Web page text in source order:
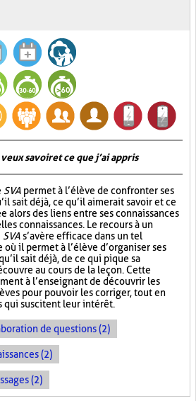
savoir et ce que j’ai appris
SVA permet à l’élève de confronter ses
sait déjà, ce qu’il aimerait savoir et ce
alors des liens entre ses connaissances
connaissances. Le recours à un
SVA s’avère efficace dans un tel
il permet à l’élève d’organiser ses
sait déjà, de ce qui pique sa
au cours de la leçon. Cette
à l’enseignant de découvrir les
pour pouvoir les corriger, tout en
qui suscitent leur intérêt.
de questions (2)
(2)
(2)